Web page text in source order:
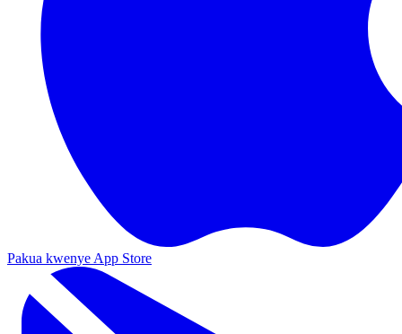
Pakua kwenye App Store